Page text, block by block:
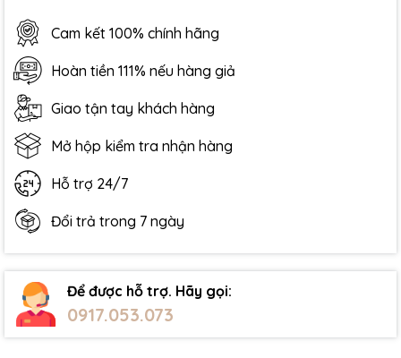
Cam kết 100% chính hãng
Hoàn tiền 111% nếu hàng giả
Giao tận tay khách hàng
Mở hộp kiểm tra nhận hàng
Hỗ trợ 24/7
Đổi trả trong 7 ngày
Để được hỗ trợ. Hãy gọi:
0917.053.073